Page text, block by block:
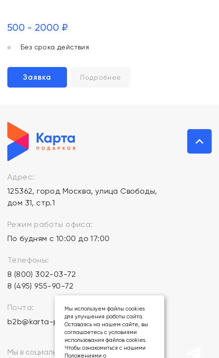
500 - 2000 ₽
Без срока действия
Заявка Подробнее
Адрес:
125362, город Москва, улица Свободы,
дом 31, стр.1
Режим работы офиса:
По будням с 10:00 до 17:00
Телефоны:
8 (800) 302-03-72
8 (495) 955-90-72
Почта:
b2b@karta-podarkov.ru
Мы в социальных сетях:
Мы используем файлы cookies
для улучшения работы сайта.
Оставаясь на нашем сайте, вы
соглашаетесь с условиями
использования файлов cookies.
Чтобы ознакомиться с нашими
Положениями о